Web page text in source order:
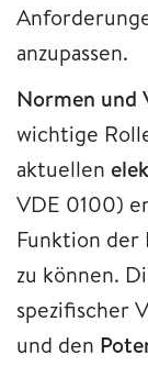
anzupassen.
Normen und
wichtige
aktuellen
VDE 0100)
Funktion der
zu können.
spezifischer
und den